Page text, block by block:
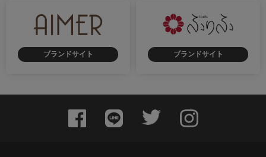
ブランドサイト ブランドサイト